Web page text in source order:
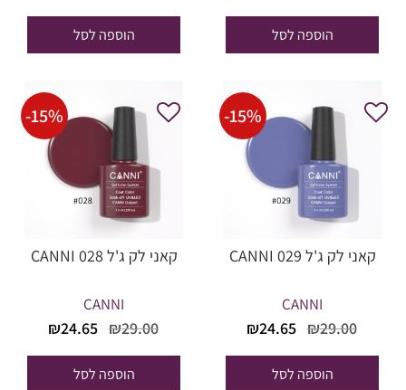
היה:
₪29.00.
הוא:
הוספה לסל
היה:
₪40.00.
הוא:
הוספה לסל
-15%
קאני לק ג'ל CANNI 029
CANNI
₪29.00
המחיר
היה:
₪29.00.
₪24.65
הוא:
הוספה לסל
-15%
קאני לק ג'ל CANNI 028
CANNI
₪29.00
המחיר
היה:
₪29.00.
₪24.65
הוא:
הוספה לסל